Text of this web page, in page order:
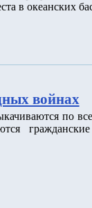
в океанских
войнах
по